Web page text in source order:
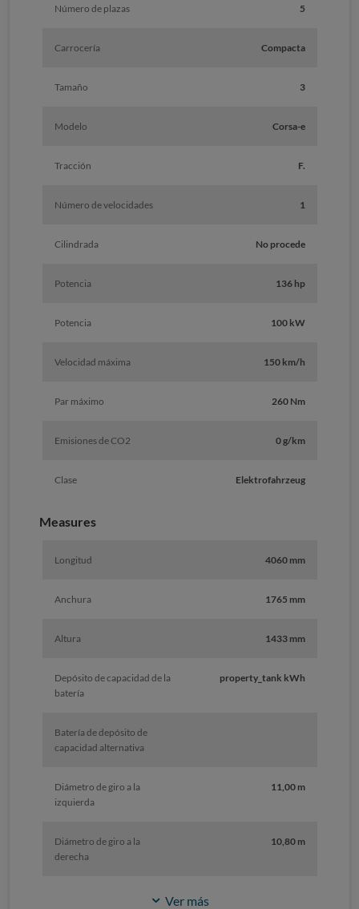
Número de plazas 5
Carrocería Compacta
Tamaño 3
Modelo Corsa-e
Tracción F.
Número de velocidades 1
Cilindrada No procede
Potencia 136 hp
Potencia 100 kW
Velocidad máxima 150 km/h
Par máximo 260 Nm
Emisiones de CO2 0 g/km
Clase Elektrofahrzeug
Measures
Longitud 4060 mm
Anchura 1765 mm
Altura 1433 mm
Depósito de capacidad de la
batería
property_tank kWh
Batería de depósito de
capacidad alternativa
Diámetro de giro a la
izquierda
11,00 m
Diámetro de giro a la
derecha
10,80 m
Ver más